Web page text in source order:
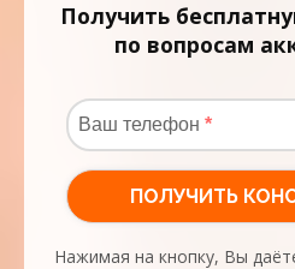
Получить
по вопросам
Нажимая на кнопку, Вы